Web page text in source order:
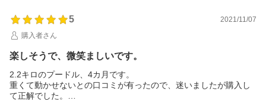
5
2021/11/07
購入者さん
楽しそうで、微笑ましいです。
2.2キロのプードル、4カ月です。
重くて動かせないとの口コミが有ったので、迷いましたが購入し
て正解でした。